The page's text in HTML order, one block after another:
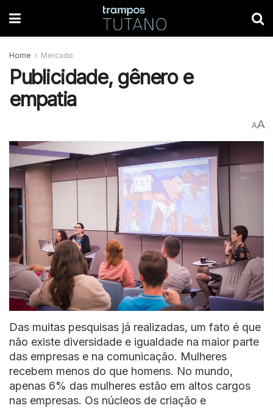
Home Mercado
Publicidade, gênero e
empatia
AA
Das muitas pesquisas já realizadas, um fato é que
não existe diversidade e igualdade na maior parte
das empresas e na comunicação. Mulheres
recebem menos do que homens. No mundo,
apenas 6% das mulheres estão em altos cargos
nas empresas. Os núcleos de criação e